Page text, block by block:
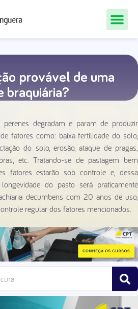
provável de uma
braquiária?
perenes degradam e param de produzir
fatores como: baixa fertilidade do solo,
do solo, erosão, ataque de pragas,
etc. Tratando-se de pastagem bem
fatores estarão sob controle e, dessa
do pasto será praticamente
decumbens com 20 anos de uso,
regular dos fatores mencionados.